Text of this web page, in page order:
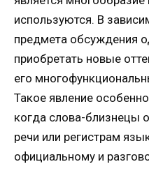
используются. В
предмета обсуждения
приобретать новые
его
Такое явление
когда слова-близнецы
речи или регистрам
официальному и